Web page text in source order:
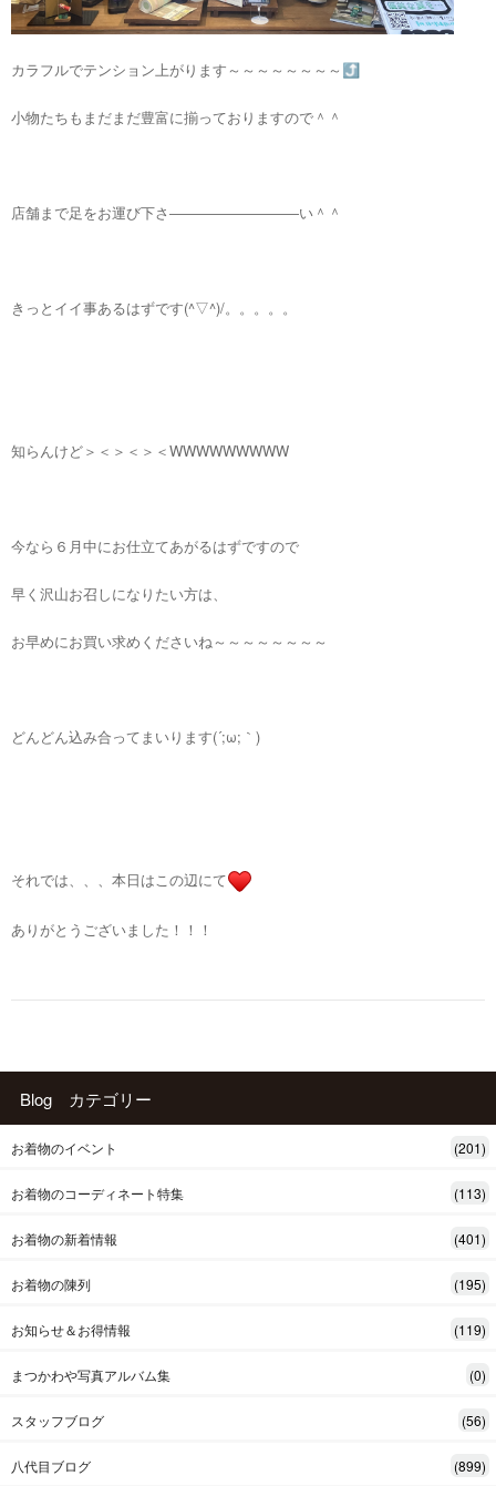
カラフルでテンション上がります～～～～～～～～⤴
小物たちもまだまだ豊富に揃っておりますので＾＾
店舗まで足をお運び下さ―――――――――い＾＾
きっとイイ事あるはずです(^▽^)/。。。。。
知らんけど＞＜＞＜＞＜WWWWWWWWW
今なら６月中にお仕立てあがるはずですので
早く沢山お召しになりたい方は、
お早めにお買い求めくださいね～～～～～～～～
どんどん込み合ってまいります(´;ω;｀)
それでは、、、本日はこの辺にて
ありがとうございました！！！
Blog カテゴリー
お着物のイベント (201)
お着物のコーディネート特集 (113)
お着物の新着情報 (401)
お着物の陳列 (195)
お知らせ＆お得情報 (119)
まつかわや写真アルバム集 (0)
スタッフブログ (56)
八代目ブログ (899)